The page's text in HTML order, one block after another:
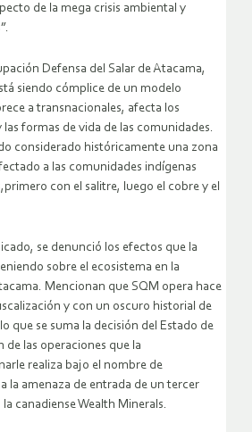
de la mega crisis ambiental y
Defensa del Salar de Atacama,
siendo cómplice de un modelo
a transnacionales, afecta los
las formas de vida de las comunidades.
considerado históricamente una zona
a las comunidades indígenas
con el salitre, luego el cobre y el
se denunció los efectos que la
sobre el ecosistema en la
Mencionan que SQM opera hace
y con un oscuro historial de
que se suma la decisión del Estado de
de las operaciones que la
realiza bajo el nombre de
la amenaza de entrada de un tercer
canadiense Wealth Minerals.